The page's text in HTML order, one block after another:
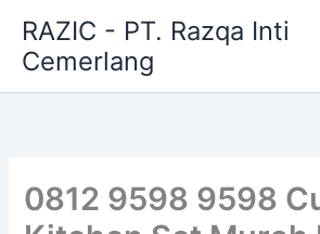
content
RAZIC - PT. Razqa Inti
Cemerlang
0812 9598 9598